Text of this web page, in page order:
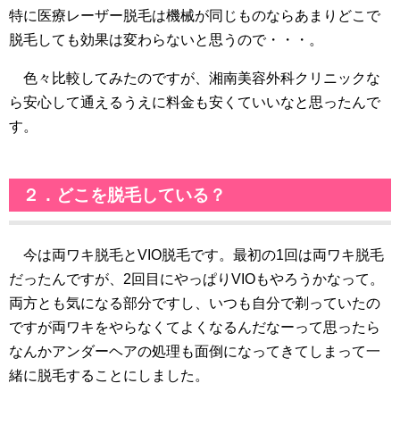
特に医療レーザー脱毛は機械が同じものならあまりどこで
脱毛しても効果は変わらないと思うので・・・。
色々比較してみたのですが、湘南美容外科クリニックな
ら安心して通えるうえに料金も安くていいなと思ったんで
す。
２．どこを脱毛している？
今は両ワキ脱毛とVIO脱毛です。最初の1回は両ワキ脱毛
だったんですが、2回目にやっぱりVIOもやろうかなって。
両方とも気になる部分ですし、いつも自分で剃っていたの
ですが両ワキをやらなくてよくなるんだなーって思ったら
なんかアンダーヘアの処理も面倒になってきてしまって一
緒に脱毛することにしました。